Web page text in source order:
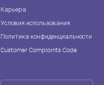
Карьера
Условия использования
Политика конфиденциальности
Customer Complaints Code